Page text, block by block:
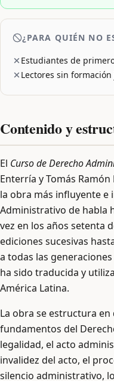
¿PARA QUIÉN NO
Estudiantes de
Lectores sin
Contenido y
El Curso de Derecho
Enterría y Tomás
la obra más influyente
Administrativo de habla
vez en los años setenta
ediciones sucesivas
a todas las
ha sido traducida y
América Latina.
La obra se estructura
fundamentos del
legalidad, el acto
invalidez del acto, el
silencio administrativo,